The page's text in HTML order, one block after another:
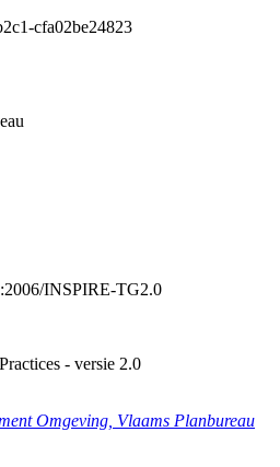
cfa02be24823
INSPIRE-TG2.0
- versie 2.0
Omgeving, Vlaams Planbureau